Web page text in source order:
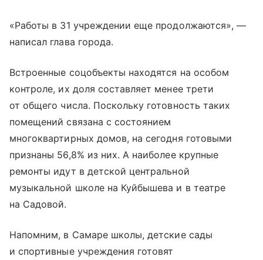
«Работы в 31 учреждении еще продолжаются», —
написал глава города.
Встроенные соцобъекты находятся на особом
контроле, их доля составляет менее трети
от общего числа. Поскольку готовность таких
помещений связана с состоянием
многоквартирных домов, на сегодня готовыми
признаны 56,8% из них. А наиболее крупные
ремонты идут в детской центральной
музыкальной школе на Куйбышева и в театре
на Садовой.
Напомним, в Самаре школы, детские сады
и спортивные учреждения готовят